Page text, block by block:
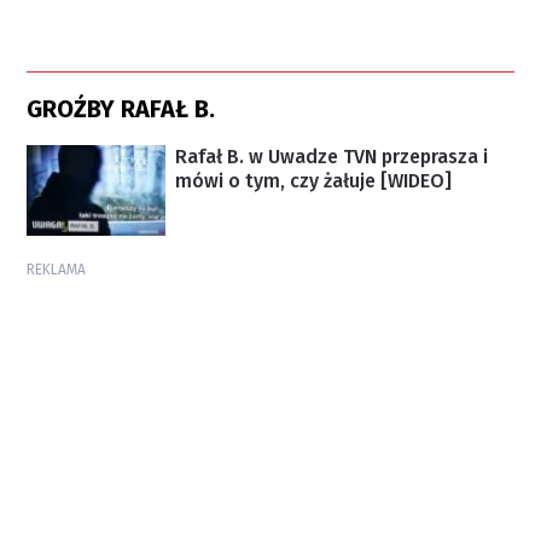
GROŹBY RAFAŁ B.
Rafał B. w Uwadze TVN przeprasza i
mówi o tym, czy żałuje [WIDEO]
REKLAMA